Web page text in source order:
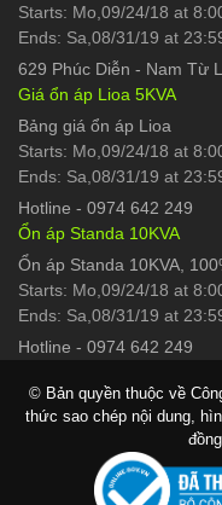
Starts: Mo,09/24/18 at
Ends: Sa,08/31/19 at
629 Phúc Diễn - Nam Từ
Giá ổn áp Lioa 5KVA
Bảng giá ổn áp Lioa
Starts: Mo,09/24/18 at
Ends: Sa,08/31/19 at
Hotline - 0974 642 249
Ổn áp Standa 10KVA
Ổn áp Standa 10KVA,
Starts: Mo,09/24/18 at
Ends: Sa,08/31/19 at
Hotline - 0974 642 249
© Bản quyền thuộc về
thức sao chép nội dung,